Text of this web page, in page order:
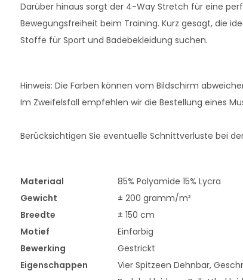
Darüber hinaus sorgt der 4-Way Stretch für eine
Bewegungsfreiheit beim Training. Kurz gesagt, die
Stoffe für Sport und Badebekleidung suchen.
Hinweis: Die Farben können vom Bildschirm
Im Zweifelsfall empfehlen wir die Bestellung eines
Berücksichtigen Sie eventuelle Schnittverluste bei
Materiaal
85% Polyamide 15% Lycra
Gewicht
± 200 gramm/m²
Breedte
± 150 cm
Motief
Einfarbig
Bewerking
Gestrickt
Eigenschappen
Vier Spitzeen Dehnbar,